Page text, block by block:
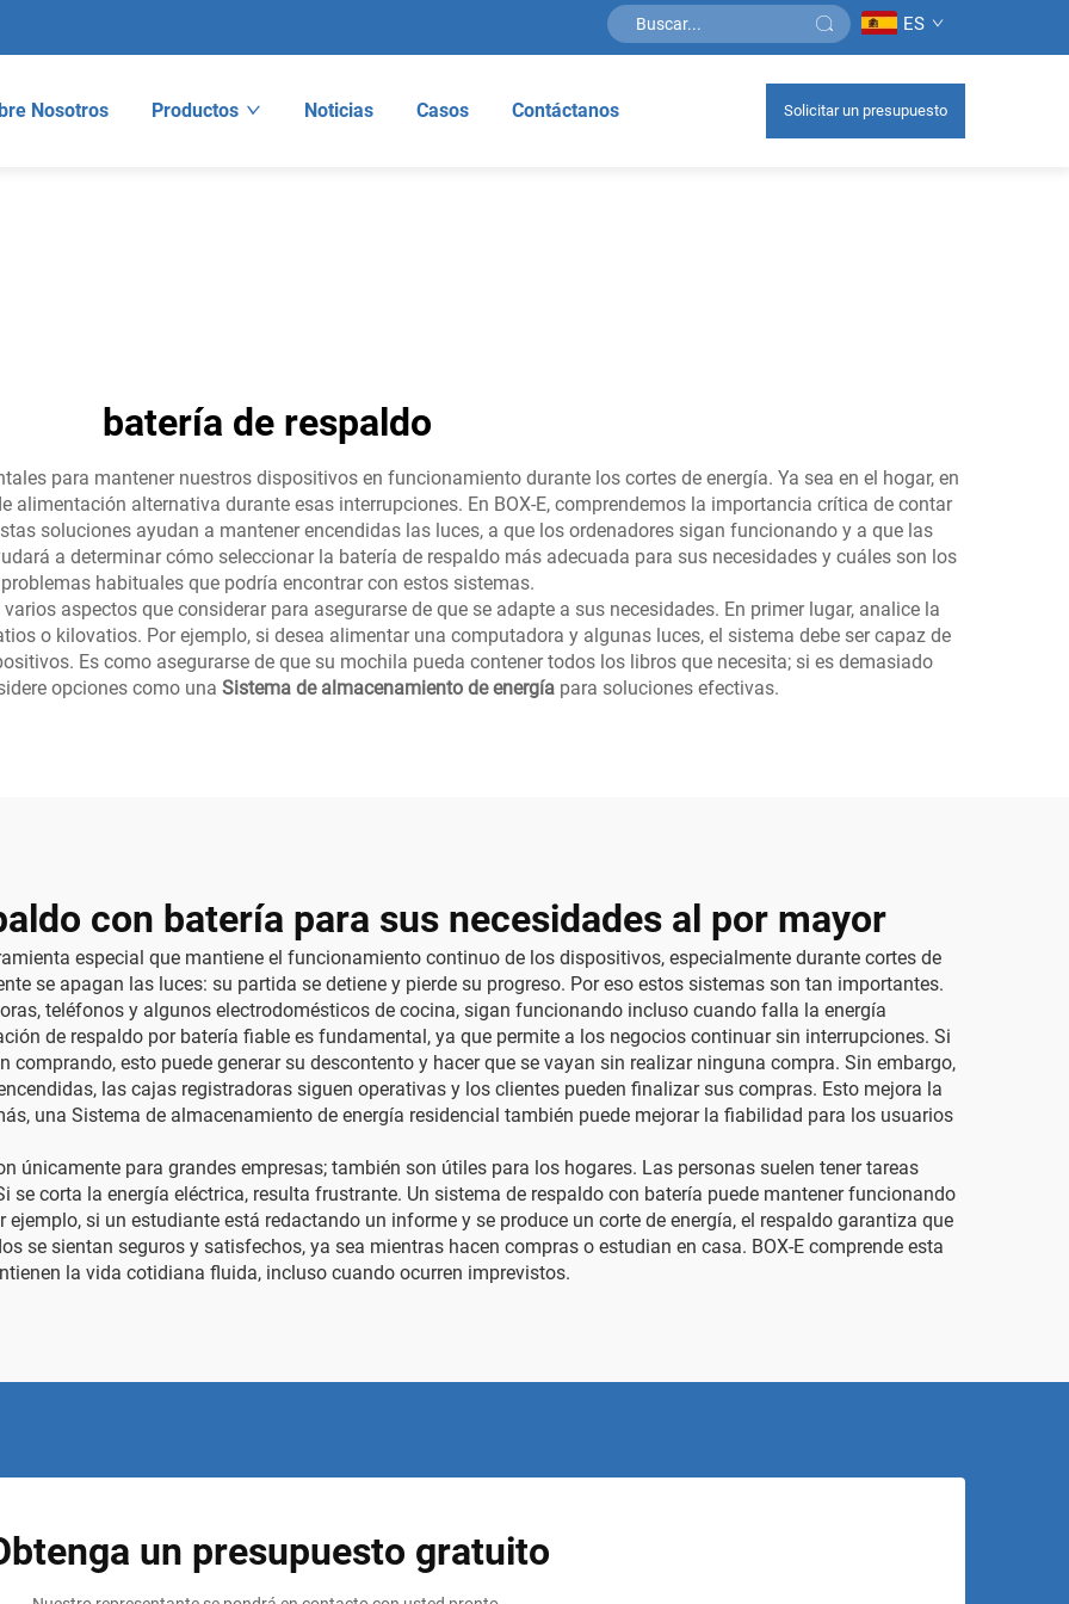
ES
Nosotros Productos Noticias Casos Contáctanos Solicitar un presupuesto
batería de respaldo
para mantener nuestros dispositivos en funcionamiento durante los cortes de energía. Ya sea en el hogar, en
alimentación alternativa durante esas interrupciones. En BOX-E, comprendemos la importancia crítica de contar
soluciones ayudan a mantener encendidas las luces, a que los ordenadores sigan funcionando y a que las
a determinar cómo seleccionar la batería de respaldo más adecuada para sus necesidades y cuáles son los
problemas habituales que podría encontrar con estos sistemas.
aspectos que considerar para asegurarse de que se adapte a sus necesidades. En primer lugar, analice la
o kilovatios. Por ejemplo, si desea alimentar una computadora y algunas luces, el sistema debe ser capaz de
Es como asegurarse de que su mochila pueda contener todos los libros que necesita; si es demasiado
opciones como una Sistema de almacenamiento de energía para soluciones efectivas.
con batería para sus necesidades al por mayor
especial que mantiene el funcionamiento continuo de los dispositivos, especialmente durante cortes de
se apagan las luces: su partida se detiene y pierde su progreso. Por eso estos sistemas son tan importantes.
teléfonos y algunos electrodomésticos de cocina, sigan funcionando incluso cuando falla la energía
de respaldo por batería fiable es fundamental, ya que permite a los negocios continuar sin interrupciones. Si
esto puede generar su descontento y hacer que se vayan sin realizar ninguna compra. Sin embargo,
las cajas registradoras siguen operativas y los clientes pueden finalizar sus compras. Esto mejora la
una Sistema de almacenamiento de energía residencial también puede mejorar la fiabilidad para los usuarios
únicamente para grandes empresas; también son útiles para los hogares. Las personas suelen tener tareas
se corta la energía eléctrica, resulta frustrante. Un sistema de respaldo con batería puede mantener funcionando
si un estudiante está redactando un informe y se produce un corte de energía, el respaldo garantiza que
se sientan seguros y satisfechos, ya sea mientras hacen compras o estudian en casa. BOX-E comprende esta
la vida cotidiana fluida, incluso cuando ocurren imprevistos.
un presupuesto gratuito